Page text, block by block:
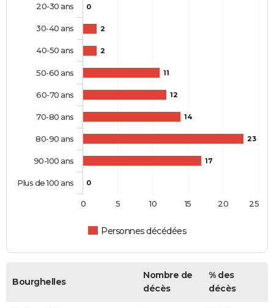
0
2
2
11
12
14
23
17
0
Personnes décédées
20-30 ans
30-40 ans
40-50 ans
50-60 ans
60-70 ans
70-80 ans
80-90 ans
90-100 ans
Plus de 100 ans
0 5 10 15 20 25
Bourghelles
Nombre de
décès
% des
décès